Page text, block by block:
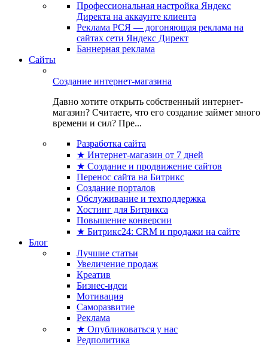
Профессиональная настройка Яндекс
Директа на аккаунте клиента
Реклама РСЯ — догоняющая реклама на
сайтах сети Яндекс Директ
Баннерная реклама
Сайты
Создание интернет-магазина
Давно хотите открыть собственный интернет-
магазин? Считаете, что его создание займет много
времени и сил? Пре...
Разработка сайта
★ Интернет-магазин от 7 дней
★ Создание и продвижение сайтов
Перенос сайта на Битрикс
Создание порталов
Обслуживание и техподдержка
Хостинг для Битрикса
Повышение конверсии
★ Битрикс24: CRM и продажи на сайте
Блог
Лучшие статьи
Увеличение продаж
Креатив
Бизнес-идеи
Мотивация
Саморазвитие
Реклама
★ Опубликоваться у нас
Редполитика